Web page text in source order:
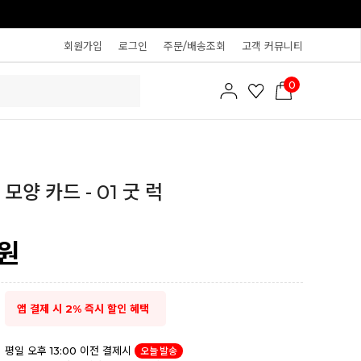
회원가입 로그인 주문/배송조회 고객 커뮤니티
0
양 카드 - 01 굿 럭
앱 결제 시 2% 즉시 할인 혜택
평일 오후 13:00 이전 결제시
오늘 발송